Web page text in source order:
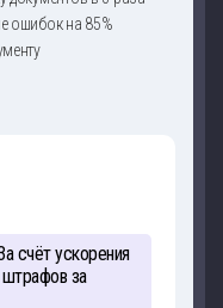
ошибок на 85%
счёт ускорения
за